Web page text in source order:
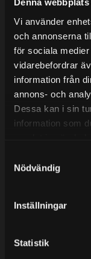
Vi använder
och annonserna
för sociala
vidarebefordrar
information från
annons- och
Dessa kan i sin
information som
Nödvändig
Inställningar
Statistik
Lunchstängt
Tel: 031- 51 66 60
E-post:
KONTAKTA OSS
MINA SIDOR